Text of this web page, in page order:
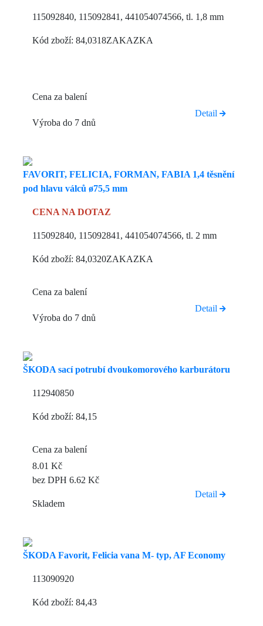
115092840, 115092841, 441054074566, tl. 1,8 mm
Kód zboží: 84,0318ZAKAZKA
Cena za balení
Výroba do 7 dnů
Detail
FAVORIT, FELICIA, FORMAN, FABIA 1,4 těsnění
pod hlavu válců ø75,5 mm
CENA NA DOTAZ
115092840, 115092841, 441054074566, tl. 2 mm
Kód zboží: 84,0320ZAKAZKA
Cena za balení
Výroba do 7 dnů
Detail
ŠKODA sací potrubí dvoukomorového karburátoru
112940850
Kód zboží: 84,15
Cena za balení
8.01 Kč
bez DPH 6.62 Kč
Skladem
Detail
ŠKODA Favorit, Felicia vana M- typ, AF Economy
113090920
Kód zboží: 84,43